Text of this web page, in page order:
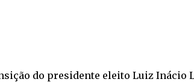
do presidente eleito Luiz Inácio